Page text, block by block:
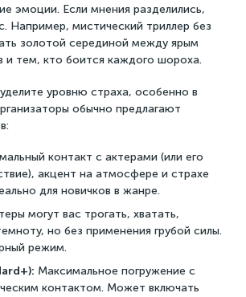
эмоции. Если мнения разделились,
Например, мистический триллер без
золотой серединой между ярым
тем, кто боится каждого шороха.
уровню страха, особенно в
обычно предлагают
контакт с актерами (или его
акцент на атмосфере и страхе
для новичков в жанре.
могут вас трогать, хватать,
но без применения грубой силы.
режим.
Максимальное погружение с
контактом. Может включать